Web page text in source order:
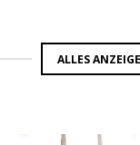
ALLES